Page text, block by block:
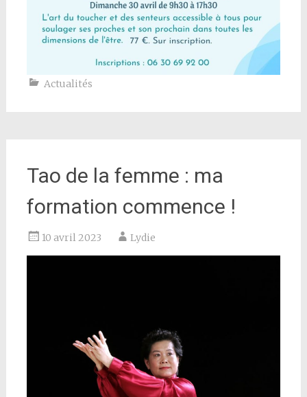
Actualités
Tao de la femme : ma
formation commence !
10 avril 2023 Lydie